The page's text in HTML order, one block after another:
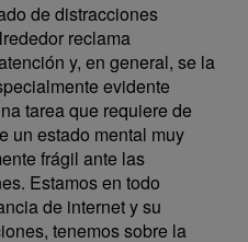
de distracciones
reclama
y, en general, se la
evidente
tarea que requiere de
un estado mental muy
frágil ante las
Estamos en todo
de internet y su
tenemos sobre la